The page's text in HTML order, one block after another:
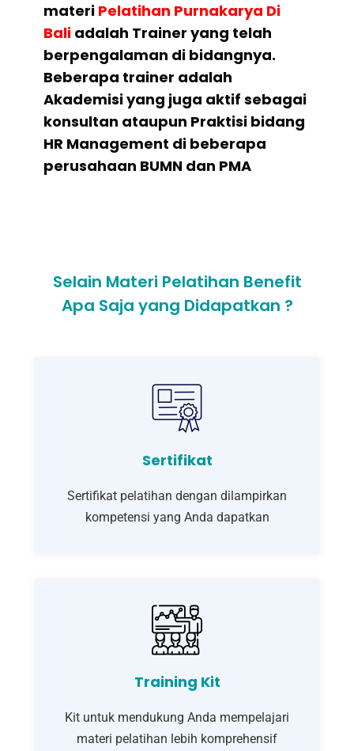
materi Pelatihan Purnakarya Di
Bali adalah Trainer yang telah
berpengalaman di bidangnya.
Beberapa trainer adalah
Akademisi yang juga aktif sebagai
konsultan ataupun Praktisi bidang
HR Management di beberapa
perusahaan BUMN dan PMA
Selain Materi Pelatihan Benefit
Apa Saja yang Didapatkan ?
Sertifikat
Sertifikat pelatihan dengan dilampirkan
kompetensi yang Anda dapatkan
Training Kit
Kit untuk mendukung Anda mempelajari
materi pelatihan lebih komprehensif